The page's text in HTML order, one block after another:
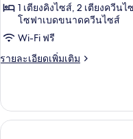
ลัก
ซ์
ห้อง
นอน,
1 เตียงคิงไซส์, 2 เตียงควีน
โซฟาเบดขนาดควีนไซส์
Wi-Fi ฟรี
รายละเอียดเพิ่มเติม
ราย
เกี่ยว
กับ
ดี